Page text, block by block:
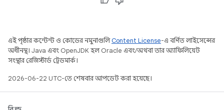
এই পৃষ্ঠার কন্টেন্ট ও কোডের নমুনাগুলিContent License-এ বর্ণিত লাইসেন্সের
অধীনস্থ। Java এবং OpenJDK হল Oracle এবং/অথবা তার অ্যাফিলিয়েট
সংস্থার রেজিস্টার্ড ট্রেডমার্ক।
2026-06-22 UTC-তে শেষবার আপডেট করা হয়েছে।